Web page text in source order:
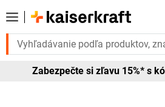
Potrebujete to urgentne? Vybrané
Zabezpečte si zľavu 15%* s